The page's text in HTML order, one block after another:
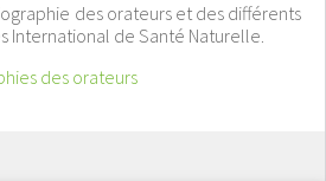
des orateurs et des différents
International de Santé Naturelle.
des orateurs